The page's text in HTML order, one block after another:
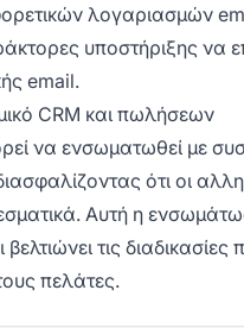
λογαριασμών
υποστήριξης να
email.
CRM και πωλήσεων
να ενσωματωθεί με
ότι οι
Αυτή η
βελτιώνει τις
πελάτες.